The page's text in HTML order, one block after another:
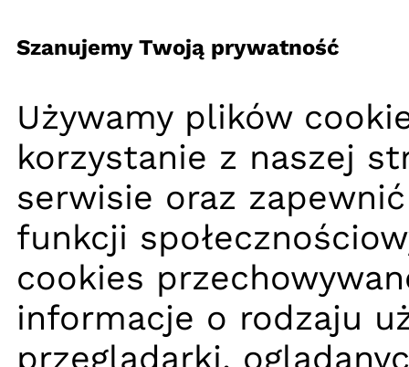
Szanujemy Twoją prywatność
Używamy plików
korzystanie z naszej
serwisie oraz
funkcji
cookies
informacje o rodzaju
przeglądarki,